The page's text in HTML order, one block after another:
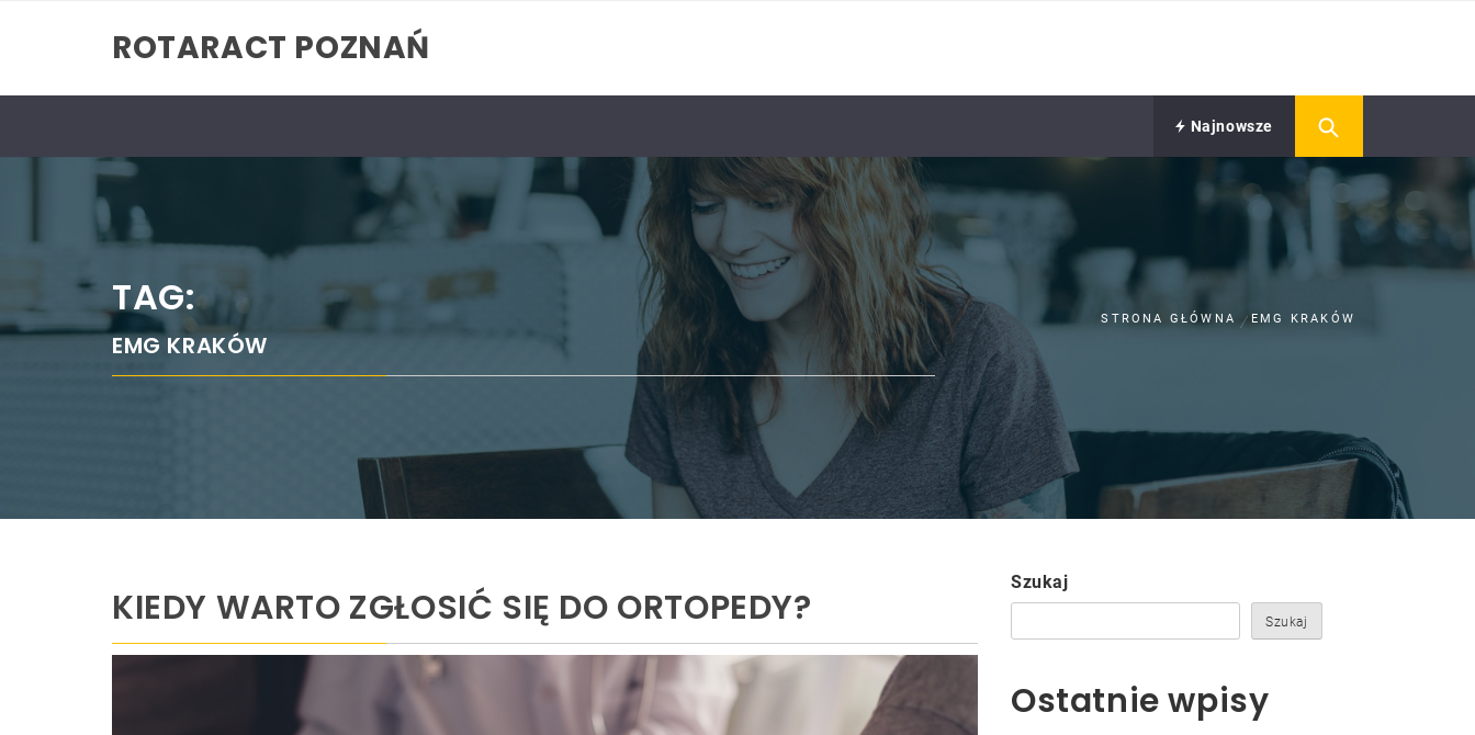
ROTARACT POZNAŃ
Najnowsze
TAG:
EMG KRAKÓW
STRONA GŁÓWNA EMG KRAKÓW
KIEDY WARTO ZGŁOSIĆ SIĘ DO ORTOPEDY?
Szukaj
Szukaj
Ostatnie wpisy